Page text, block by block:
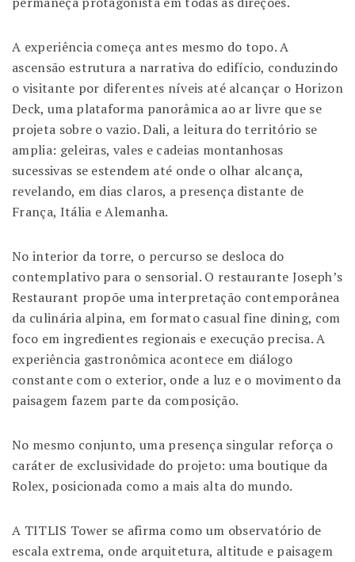
A experiência começa antes mesmo do topo. A
ascensão estrutura a narrativa do edifício, conduzindo
o visitante por diferentes níveis até alcançar o Horizon
Deck, uma plataforma panorâmica ao ar livre que se
projeta sobre o vazio. Dali, a leitura do território se
amplia: geleiras, vales e cadeias montanhosas
sucessivas se estendem até onde o olhar alcança,
revelando, em dias claros, a presença distante de
França, Itália e Alemanha.
No interior da torre, o percurso se desloca do
contemplativo para o sensorial. O restaurante Joseph’s
Restaurant propõe uma interpretação contemporânea
da culinária alpina, em formato casual fine dining, com
foco em ingredientes regionais e execução precisa. A
experiência gastronômica acontece em diálogo
constante com o exterior, onde a luz e o movimento da
paisagem fazem parte da composição.
No mesmo conjunto, uma presença singular reforça o
caráter de exclusividade do projeto: uma boutique da
Rolex, posicionada como a mais alta do mundo.
A TITLIS Tower se afirma como um observatório de
escala extrema, onde arquitetura, altitude e paisagem